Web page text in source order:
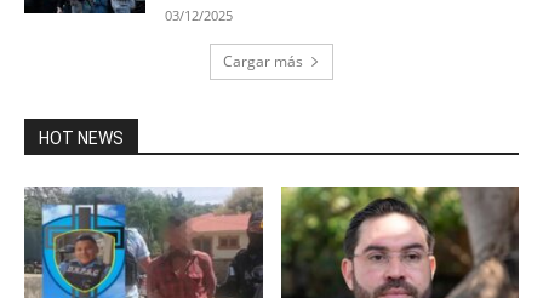
03/12/2025
Cargar más
HOT NEWS